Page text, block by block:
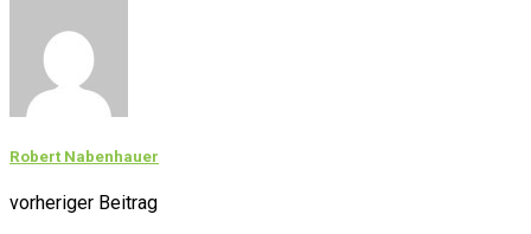
Robert Nabenhauer
vorheriger Beitrag